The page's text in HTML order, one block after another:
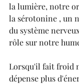
la lumière, notre
la sérotonine , un
du système
rôle sur notre
Lorsqu'il fait froid
dépense plus